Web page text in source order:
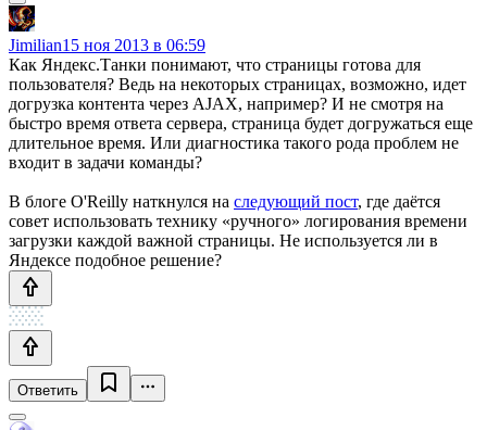
Jimilian15 ноя 2013 в 06:59
Как Яндекс.Танки понимают, что страницы готова для
пользователя? Ведь на некоторых страницах, возможно, идет
догрузка контента через AJAX, например? И не смотря на
быстро время ответа сервера, страница будет догружаться еще
длительное время. Или диагностика такого рода проблем не
входит в задачи команды?
В блоге O'Reilly наткнулся на следующий пост, где даётся
совет использовать технику «ручного» логирования времени
загрузки каждой важной страницы. Не используется ли в
Яндексе подобное решение?
Ответить